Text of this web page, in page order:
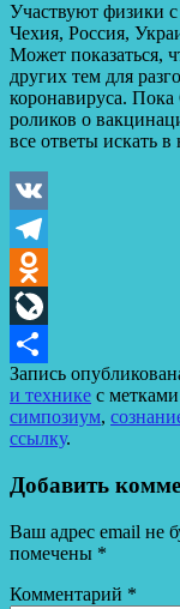
Участвуют физики
Чехия, Россия,
Может показаться,
других тем для
коронавируса.
роликов о
все ответы искать в
VK
Telegram
Odnoklassniki
LiveJournal
Отправить
Запись
и технике с метками
симпозиум,
ссылку.
Добавить
Ваш адрес email не
помечены *
Комментарий *